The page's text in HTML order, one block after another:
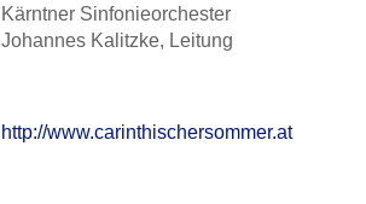
Kärntner Sinfonieorchester
Johannes Kalitzke, Leitung
http://www.carinthischersommer.at